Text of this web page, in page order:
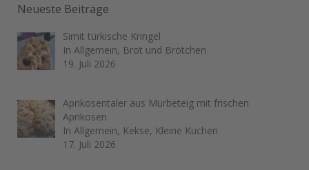
Neueste Beiträge
Simit türkische Kringel
In Allgemein, Brot und Brötchen
19. Juli 2026
Aprikosentaler aus Mürbeteig mit frischen
Aprikosen
In Allgemein, Kekse, Kleine Kuchen
17. Juli 2026